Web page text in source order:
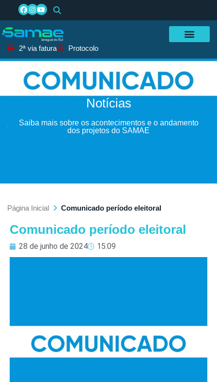
2ª via fatura Protocolo
Notícias
Saiba mais sobre os acontecimentos e o andamento
dos projetos do SAMAE
Página Inicial Comunicado período eleitoral
Comunicado período eleitoral
28 de junho de 2024 15:09